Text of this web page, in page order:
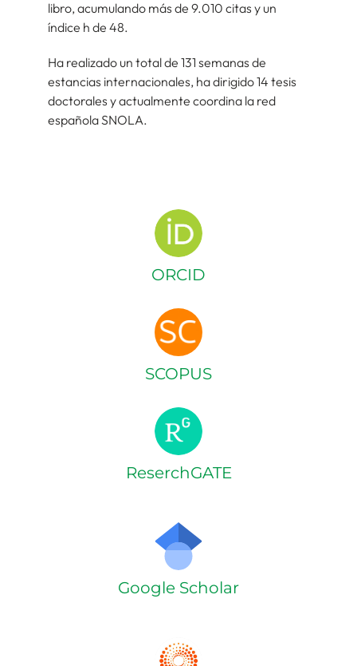
libro, acumulando más de 9.010 citas y un
índice h de 48.
Ha realizado un total de 131 semanas de
estancias internacionales, ha dirigido 14 tesis
doctorales y actualmente coordina la red
española SNOLA.
ORCID
SCOPUS
ReserchGATE
Google Scholar